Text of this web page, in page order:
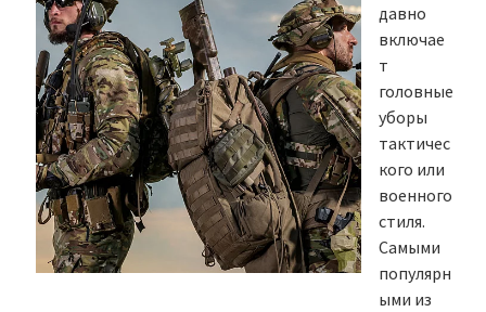
давно
включае
т
головные
уборы
тактичес
кого или
военного
стиля.
Самыми
популярн
ыми из